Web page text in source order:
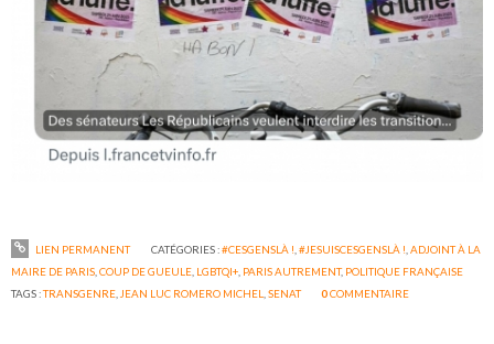
LIEN PERMANENT CATÉGORIES :#CESGENSLÀ ! #JESUISCESGENSLÀ ! ADJOINT À LA
MAIRE DE PARIS ,COUP DE GUEULE LGBTQI+ PARIS AUTREMENT, POLITIQUE FRANÇAISE
TAGS :TRANSGENRE JEAN LUC ROMERO MICHEL ,SENAT 0COMMENTAIRE